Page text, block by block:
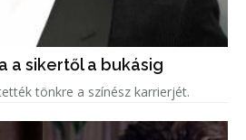
a sikertől a bukásig
tönkre a színész karrierjét.